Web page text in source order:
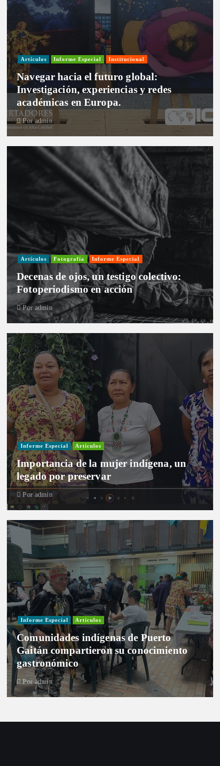
Artículos Informe Especial Institucional
Navegar hacia el futuro global:
Investigación, experiencias y redes
académicas en Europa.
Poradmin
Artículos Fotografía Informe Especial
Decenas de ojos, un testigo colectivo:
Fotoperiodismo en acción
Por admin
Informe Especial Artículos
Importancia de la mujer indígena, un
legado por preservar
Por admin
Informe Especial Artículos
Comunidades indígenas de Puerto
Gaitán compartieron su conocimiento
gastronómico
Por admin